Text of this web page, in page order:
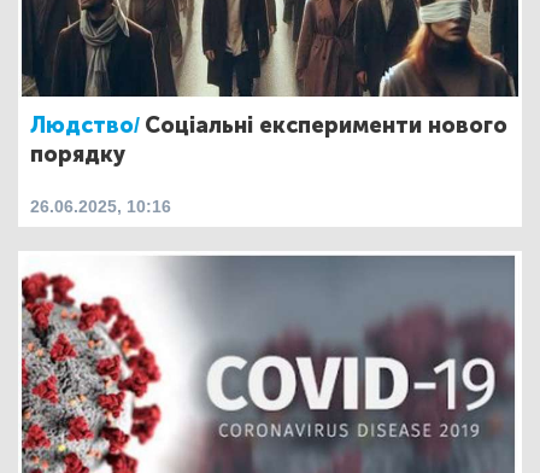
Людство/ Соціальні експерименти нового
порядку
26.06.2025, 10:16